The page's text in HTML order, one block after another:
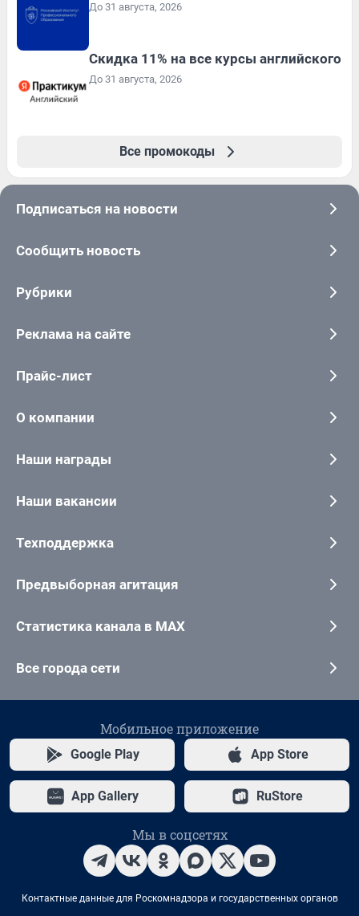
До 31 августа, 2026
Скидка 11% на все курсы английского
До 31 августа, 2026
Все промокоды
Подписаться на новости
Сообщить новость
Рубрики
Реклама на сайте
Прайс-лист
О компании
Наши награды
Наши вакансии
Техподдержка
Предвыборная агитация
Статистика канала в MAX
Все города сети
Мобильное приложение
Google Play App Store
App Gallery RuStore
Мы в соцсетях
Контактные данные для Роскомнадзора и государственных органов